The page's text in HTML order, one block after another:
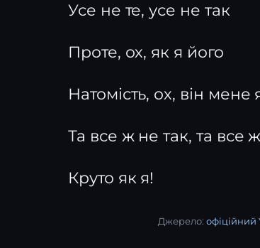
Усе не те, усе не так
Проте, ох, як я його
Натомість, ох, він мене
Та все ж не так, та все
Круто як я!
Джерело: офіційний